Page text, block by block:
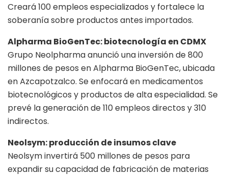
Creará 100 empleos especializados y fortalece la
soberanía sobre productos antes importados.
Alpharma BioGenTec: biotecnología en CDMX
Grupo Neolpharma anunció una inversión de 800
millones de pesos en Alpharma BioGenTec, ubicada
en Azcapotzalco. Se enfocará en medicamentos
biotecnológicos y productos de alta especialidad. Se
prevé la generación de 110 empleos directos y 310
indirectos.
Neolsym: producción de insumos clave
Neolsym invertirá 500 millones de pesos para
expandir su capacidad de fabricación de materias